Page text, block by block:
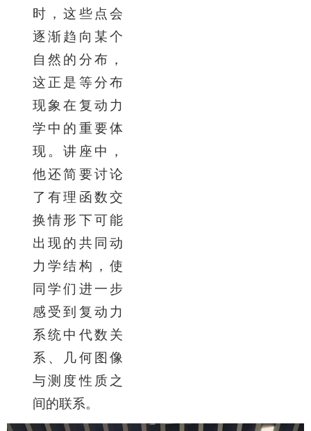
时，这些点会
逐渐趋向某个
自然的分布，
这正是等分布
现象在复动力
学中的重要体
现。讲座中，
他还简要讨论
了有理函数交
换情形下可能
出现的共同动
力学结构，使
同学们进一步
感受到复动力
系统中代数关
系、几何图像
与测度性质之
间的联系。